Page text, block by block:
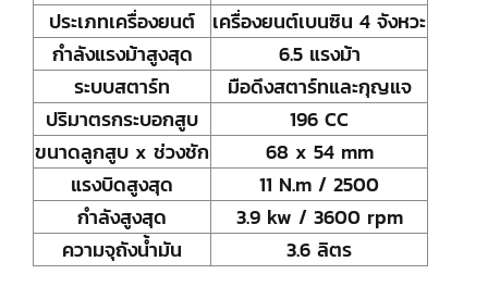
ประเภทเครื่องยนต์
เครื่องยนต์เบนซิน 4 จังหวะ
กำลังแรงม้าสูงสุด
6.5 แรงม้า
ระบบสตาร์ท
มือดึงสตาร์ทและกุญแจ
ปริมาตรกระบอกสูบ
196 CC
ขนาดลูกสูบ x ช่วงชัก
68 x 54 mm
แรงบิดสูงสุด
11 N.m / 2500
กำลังสูงสุด
3.9 kw / 3600 rpm
ความจุถังน้ำมัน
3.6 ลิตร